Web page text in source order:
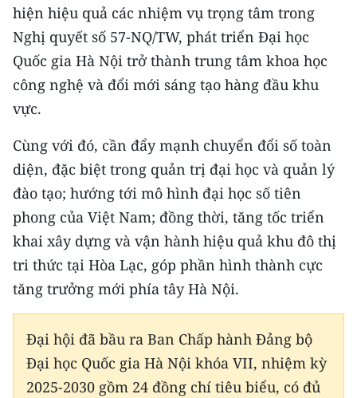
hiện hiệu quả các nhiệm vụ trọng tâm trong
Nghị quyết số 57-NQ/TW, phát triển Đại học
Quốc gia Hà Nội trở thành trung tâm khoa học
công nghệ và đổi mới sáng tạo hàng đầu khu
vực.
Cùng với đó, cần đẩy mạnh chuyển đổi số toàn
diện, đặc biệt trong quản trị đại học và quản lý
đào tạo; hướng tới mô hình đại học số tiên
phong của Việt Nam; đồng thời, tăng tốc triển
khai xây dựng và vận hành hiệu quả khu đô thị
tri thức tại Hòa Lạc, góp phần hình thành cực
tăng trưởng mới phía tây Hà Nội.
Đại hội đã bầu ra Ban Chấp hành Đảng bộ
Đại học Quốc gia Hà Nội khóa VII, nhiệm kỳ
2025-2030 gồm 24 đồng chí tiêu biểu, có đủ